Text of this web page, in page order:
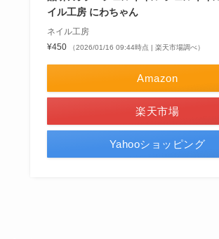
イル工房 にわちゃん
ネイル工房
¥450
（2026/01/16 09:44時点 | 楽天市場調べ）
Amazon
楽天市場
Yahooショッピング